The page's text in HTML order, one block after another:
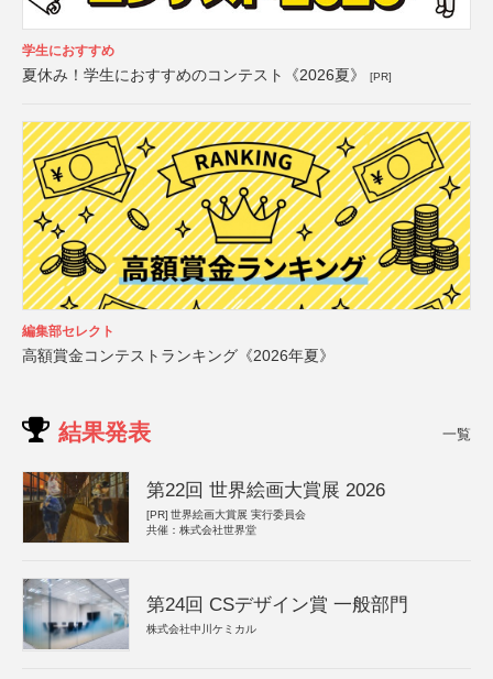
学生におすすめ
夏休み！学生におすすめのコンテスト《2026夏》 [PR]
編集部セレクト
高額賞金コンテストランキング《2026年夏》
結果発表 一覧
第22回 世界絵画大賞展 2026
[PR] 世界絵画大賞展 実行委員会
共催：株式会社世界堂
第24回 CSデザイン賞 一般部門
株式会社中川ケミカル